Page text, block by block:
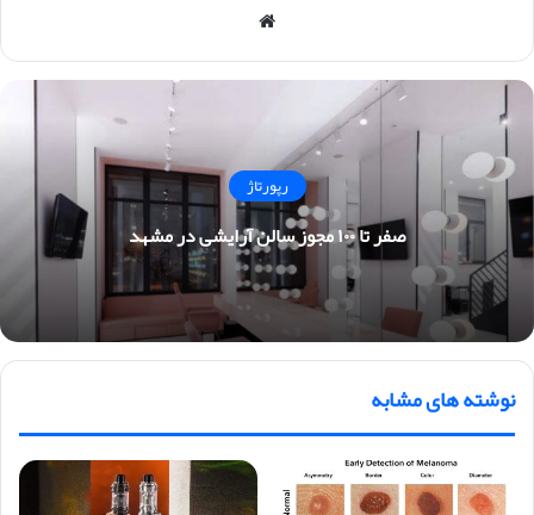
رپورتاژ
صفر تا ۱۰۰ مجوز سالن آرایشی در مشهد
نوشته های مشابه